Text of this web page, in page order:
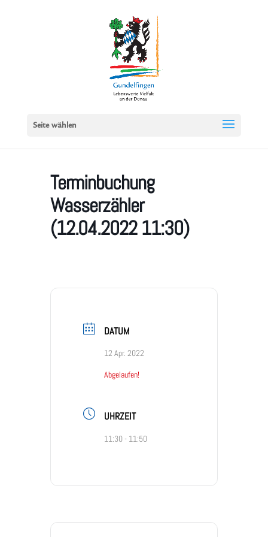
Seite wählen
Terminbuchung
Wasserzähler
(12.04.2022 11:30)
DATUM
12 Apr. 2022
Abgelaufen!
UHRZEIT
11:30 - 11:50